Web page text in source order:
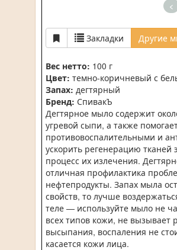
<
Закладки Другие
Вес нетто: 100 г
Цвет: темно-коричневый с
Запах: дегтярный
Бренд: СпивакЪ
Дегтярное мыло содержит
угревой сыпи, а также
противовоспалительными и
ускорить регенерацию
процесс их излечения.
отличная профилактика
нефтепродукты. Запах мыла
свойств, то лучше
теле — используйте мыло не
всех типов кожи, не
высыпания, воспаления не
касается кожи лица.